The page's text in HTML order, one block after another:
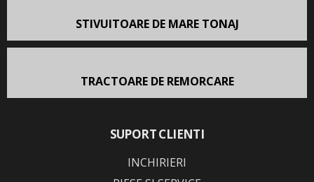
STIVUITOARE DE MARE TONAJ
TRACTOARE DE REMORCARE
SUPORT CLIENTI
INCHIRIERI